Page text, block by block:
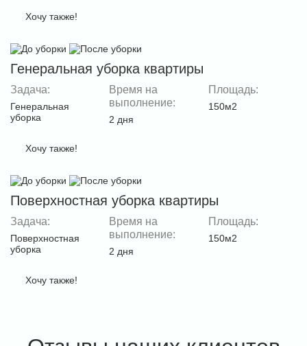
Хочу также!
Генеральная уборка квартиры
Задача:
Генеральная
уборка
Время на
выполнение:
2 дня
Площадь:
150м2
Хочу также!
Поверхностная уборка квартиры
Задача:
Поверхностная
уборка
Время на
выполнение:
2 дня
Площадь:
150м2
Хочу также!